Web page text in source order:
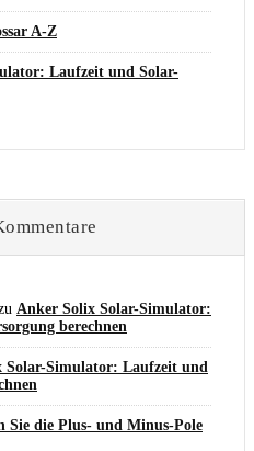
A-Z
Laufzeit und Solar-
Anker Solix Solar-Simulator:
berechnen
Solar-Simulator: Laufzeit und
Sie die Plus- und Minus-Pole